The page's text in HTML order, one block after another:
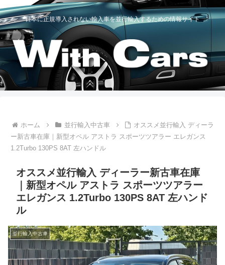
日本に正規導入されない輸入車を並行輸入するための情報サイト
ホーム 並行輸入中古車
オススメ並行輸入 ディーラ
ー新古車在庫｜新型オペル アストラ スポーツツアラー エレガンス
1.2Turbo 130PS 8AT 左ハンドル
オススメ並行輸入 ディーラー新古車在庫
｜新型オペル アストラ スポーツツアラー
エレガンス 1.2Turbo 130PS 8AT 左ハンド
ル
並行輸入中古車